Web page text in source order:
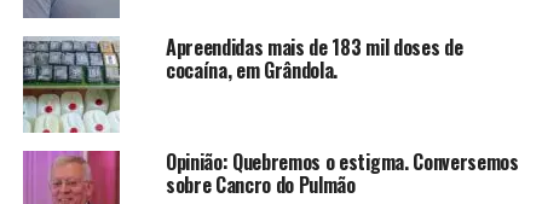
Apreendidas mais de 183 mil doses de
cocaína, em Grândola.
Opinião: Quebremos o estigma. Conversemos
sobre Cancro do Pulmão